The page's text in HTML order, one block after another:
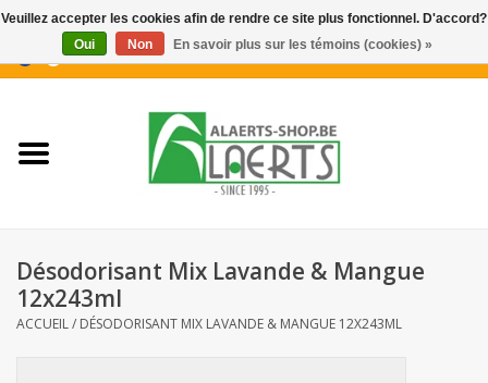
0 Articles - €0,00
Nouveautés
Biscuits pour le café
Désodorisant Mix Lavande & Mangue
12x243ml
ACCUEIL/ DÉSODORISANT MIX LAVANDE & MANGUE 12X243ML
Veuillez accepter les cookies afin de rendre ce site plus fonctionnel. D'accord?
Oui
Non En savoir plus sur les témoins (cookies) »